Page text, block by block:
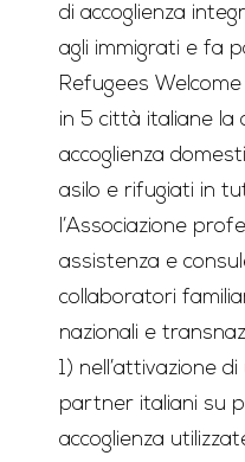
di accoglienza
agli immigrati e fa
Refugees
in 5 città italiane la
accoglienza
asilo e rifugiati in
l’Associazione
assistenza e
collaboratori
nazionali e
1) nell’attivazione
partner italiani su
accoglienza